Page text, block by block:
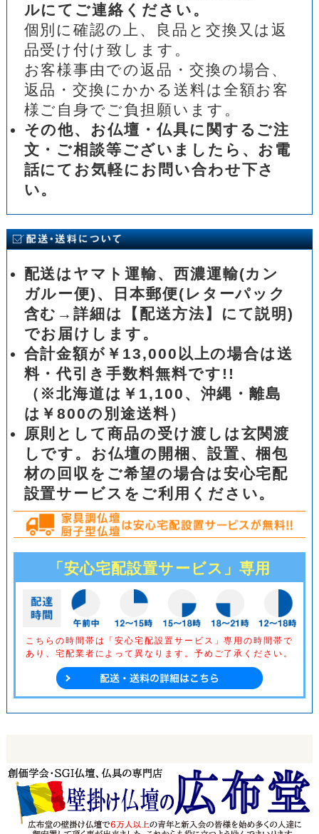
ルにてご連絡ください。
個別に確認の上、良品と交換又は返
品受け付け致します。
お客様事由での返品・交換の場合、
返品・交換にかかる送料は全額お客
様ご自身でご負担願います。
その他、お仏壇・仏具に関するご注
文・ご相談等ございましたら、お電
話にてお気軽にお問い合わせ下さ
い。
配送はヤマト運輸、西濃運輸(カン
ガルー便)、日本郵便(レターパック
含む→詳細は【配送方法】にて説明)
でお届けします。
合計金額が￥13,000以上の場合は送
料・代引き手数料無料です!!
（※北海道は￥1,100、沖縄・離島
は￥800の別途送料）
原則として商品の受け渡しは玄関渡
しです。お仏壇の開梱、設置、梱包
材の回収をご希望の場合は安心宅配
設置サービスをご利用ください。
「安心宅配設置サービス」専用
こちらの時間帯は「安心宅配設置サービス」専用の時間帯で
あり、 宅配業者によって異なります。予めご了承ください。